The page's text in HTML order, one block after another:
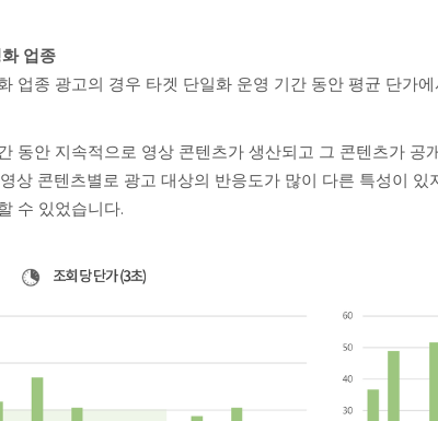
업종
업종 광고의 경우 타겟 단일화 운영 기간 동안 평균 단가
동안 지속적으로 영상 콘텐츠가 생산되고 그 콘텐츠가
상 콘텐츠별로 광고 대상의 반응도가 많이 다른 특성이 있
수 있었습니다.